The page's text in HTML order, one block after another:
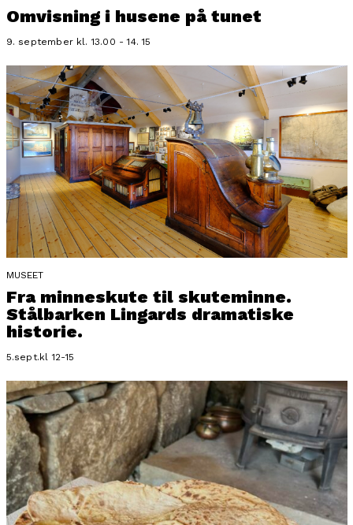
Omvisning i husene på tunet
9. september kl. 13.00 - 14. 15
MUSEET
Fra minneskute til skuteminne.
Stålbarken Lingards dramatiske
historie.
5.sept.kl 12-15